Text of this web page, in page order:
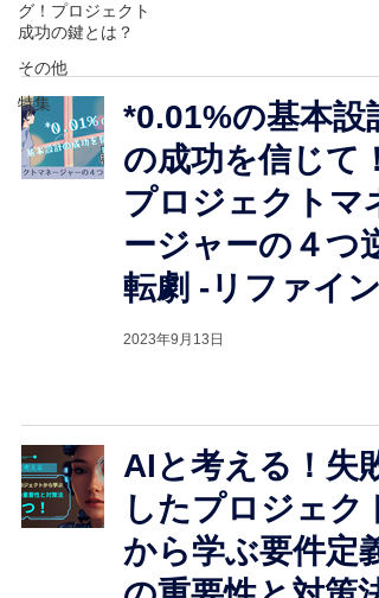
グ！プロジェクト
成功の鍵とは？
その他
特集
*0.01%の基本設
の成功を信じて！
プロジェクトマネ
ージャーの４つ逆
転劇 -リファイン-
2023年9月13日
AIと考える！失敗
したプロジェクト
から学ぶ要件定義